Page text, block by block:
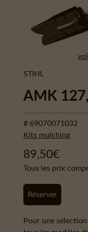
STIHL
AMK
# 69070071032
Kits mulching
89,50€
Tous les prix
Réserver
Pour une